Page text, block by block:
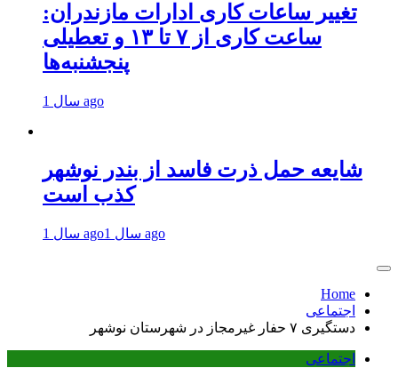
تغییر ساعات کاری ادارات مازندران:
ساعت کاری از ۷ تا ۱۳ و تعطیلی
پنجشنبه‌ها
1 سال ago
شایعه حمل ذرت فاسد از بندر نوشهر
کذب است
1 سال ago 1 سال ago
Home
اجتماعی
دستگیری ۷ حفار غیرمجاز در شهرستان نوشهر
اجتماعی